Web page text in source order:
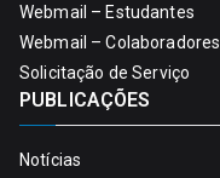
Webmail – Estudantes
Webmail – Colaboradores
Solicitação de Serviço
PUBLICAÇÕES
Notícias